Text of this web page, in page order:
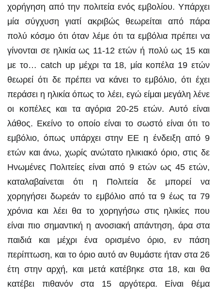
χορήγηση από την πολιτεία ενός εμβολίου. Υπάρχει
μία σύγχυση γιατί ακριβώς θεωρείται από πάρα
πολύ κόσμο ότι όταν λέμε ότι τα εμβόλια πρέπει να
γίνονται σε ηλικία ως 11-12 ετών ή πολύ ως 15 και
με το… catch up μέχρι τα 18, μία κοπέλα 19 ετών
θεωρεί ότι δε πρέπει να κάνει το εμβόλιο, ότι έχει
περάσει η ηλικία όπως το λέει, εγώ είμαι μεγάλη λένε
οι κοπέλες και τα αγόρια 20-25 ετών. Αυτό είναι
λάθος. Εκείνο το οποίο είναι το σωστό είναι ότι το
εμβόλιο, όπως υπάρχει στην ΕΕ η ένδειξη από 9
ετών και άνω, χωρίς ανώτατο ηλικιακό όριο, στις δε
Ηνωμένες Πολιτείες είναι από 9 ετών ως 45 ετών,
καταλαβαίνεται ότι η Πολιτεία δε μπορεί να
χορηγήσει δωρεάν το εμβόλιο από τα 9 έως τα 79
χρόνια και λέει θα το χορηγήσω στις ηλικίες που
είναι πιο σημαντική η ανοσιακή απάντηση, άρα στα
παιδιά και μέχρι ένα ορισμένο όριο, εν πάση
περίπτωση, και το όριο αυτό αν θυμάστε ήταν στα 26
έτη στην αρχή, και μετά κατέβηκε στα 18, και θα
κατέβει πιθανόν στα 15 αργότερα. Είναι θέμα